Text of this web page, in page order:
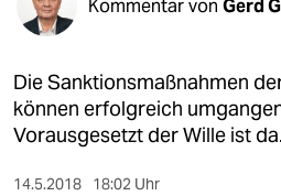
gesellschaft
kultur
sport
berlin
Kommentar von Gerd
Die Sanktionsmaßnahmen
können erfolgreich
Vorausgesetzt der Wille ist da.
14.5.2018 18:02 Uhr